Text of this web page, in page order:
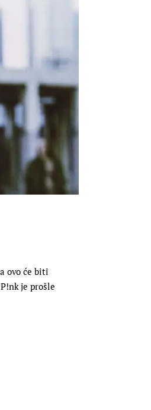
ovo će biti
je prošle